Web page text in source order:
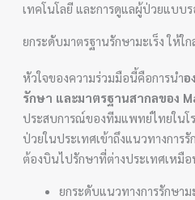
เทคโนโลยี และการดูแลผู้ป่วยแบบ
ยกระดับมาตรฐานรักษามะเร็ง ให้ใ
หัวใจของความร่วมมือนี้คือการนำอ
รักษา และมาตรฐานสากลของ
ประสบการณ์ของทีมแพทย์ไทยในโ
ป่วยในประเทศเข้าถึงแนวทางการ
ต้องบินไปรักษาที่ต่างประเทศเหมื
ยกระดับแนวทางการรักษา